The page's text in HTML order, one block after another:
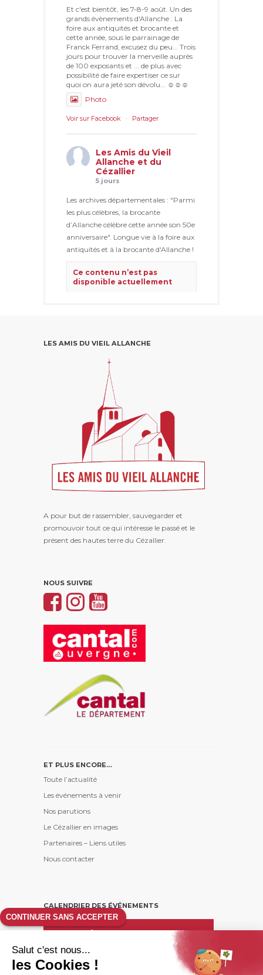
Et c'est bientôt, les 7-8-9 août. Un des
grands évènements d'Allanche : La
foire aux antiquités et brocante et
cette année, sous le parrainage de
Franck Ferrand, excusez du peu... Trois
jours pour trouver la merveille auprès
de 100 exposants et ... de plus avec
possibilité de faire expertiser ce sur
quoi on aura jeté son dévolu... ☺☺☺
Photo
Voir sur Facebook · Partager
Les Amis du Vieil
Allanche et du
Cézallier
5 jours
Les archives départementales : "Parmi
les plus célèbres, la brocante
d’Allanche célèbre cette année son 50e
anniversaire". Longue vie à la foire aux
antiquités et à la brocante d'Allanche !
Ce contenu n’est pas
disponible actuellement
LES AMIS DU VIEIL ALLANCHE
A pour but de rassembler, sauvegarder et
promouvoir tout ce qui intéresse le passé et le
présent des hautes terre du Cézallier.
NOUS SUIVRE
ET PLUS ENCORE…
Toute l’actualité
Les événements à venir
Nos parutions
Le Cézallier en images
Partenaires – Liens utiles
Nous contacter
CALENDRIER DES ÉVÉNEMENTS
août26
L M D
CONTINUER SANS ACCEPTER
Salut c'est nous...
les Cookies !